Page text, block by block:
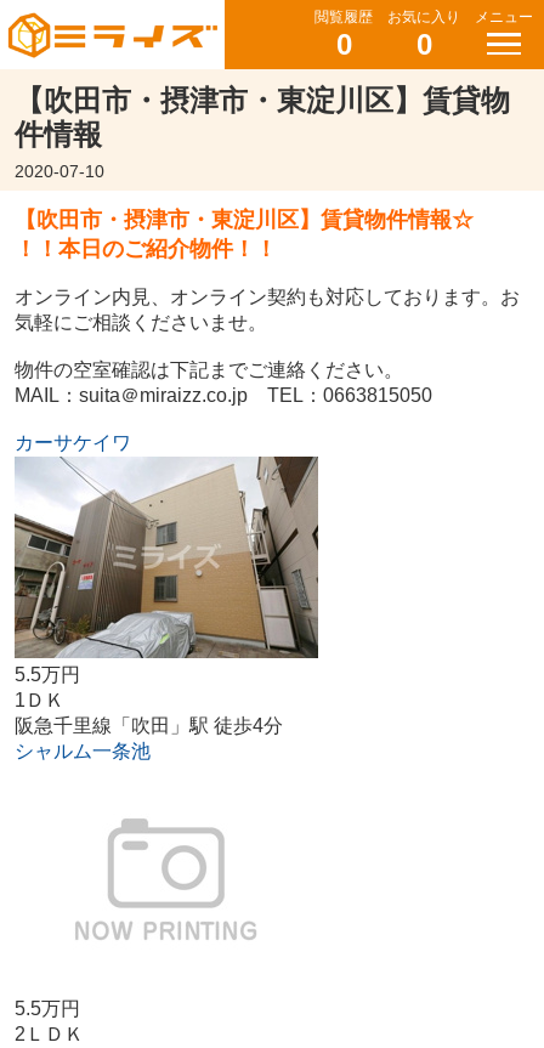
閲覧履歴
0
お気に入り
0
メニュー
【吹田市・摂津市・東淀川区】賃貸物
件情報
2020-07-10
【吹田市・摂津市・東淀川区】賃貸物件情報☆
！！本日のご紹介物件！！
オンライン内見、オンライン契約も対応しております。お
気軽にご相談くださいませ。
物件の空室確認は下記までご連絡ください。
MAIL：suita＠miraizz.co.jp TEL：0663815050
カーサケイワ
5.5万円
1ＤＫ
阪急千里線「吹田」駅 徒歩4分
シャルム一条池
5.5万円
2ＬＤＫ